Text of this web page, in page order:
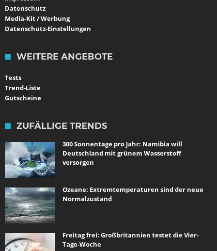
Datenschutz
Media-Kit / Werbung
Datenschutz-Einstellungen
WEITERE ANGEBOTE
Tests
Trend-Liste
Gutscheine
ZUFÄLLIGE TRENDS
300 Sonnentage pro Jahr: Namibia will
Deutschland mit grünem Wasserstoff
versorgen
Ozeane: Extremtemperaturen sind der neue
Normalzustand
Freitag frei: Großbritannien testet die Vier-
Tage-Woche